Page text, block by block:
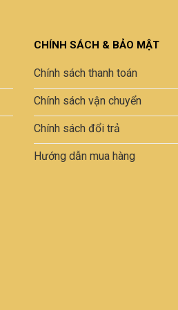
tùy
thể
được
chọn
trên
trang
CHÍNH SÁCH & BẢO MẬT
Chính sách thanh toán
Chính sách vận chuyển
Chính sách đổi trả
Hướng dẫn mua hàng